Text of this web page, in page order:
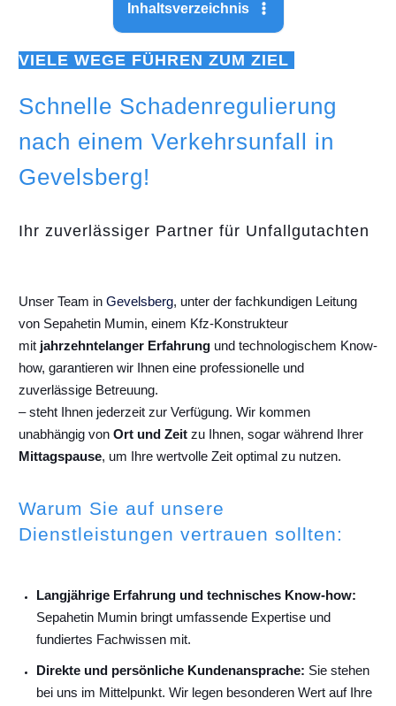
Inhaltsverzeichnis
VIELE WEGE FÜHREN ZUM ZIEL
Schnelle Schadenregulierung
nach einem Verkehrsunfall in
Gevelsberg!
Ihr zuverlässiger Partner für Unfallgutachten
Unser Team in Gevelsberg, unter der fachkundigen Leitung
von Sepahetin Mumin, einem Kfz-Konstrukteur
mit jahrzehntelanger Erfahrung und technologischem Know-
how, garantieren wir Ihnen eine professionelle und
zuverlässige Betreuung.
– steht Ihnen jederzeit zur Verfügung. Wir kommen
unabhängig von Ort und Zeit zu Ihnen, sogar während Ihrer
Mittagspause, um Ihre wertvolle Zeit optimal zu nutzen.
Warum Sie auf unsere
Dienstleistungen vertrauen sollten:
Langjährige Erfahrung und technisches Know-how:
Sepahetin Mumin bringt umfassende Expertise und
fundiertes Fachwissen mit.
Direkte und persönliche Kundenansprache: Sie stehen
bei uns im Mittelpunkt. Wir legen besonderen Wert auf Ihre